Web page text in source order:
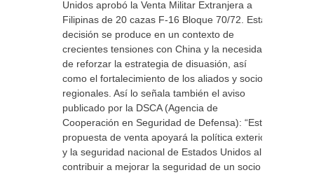
Unidos aprobó la Venta Militar Extranjera a
Filipinas de 20 cazas F-16 Bloque 70/72. Esta
decisión se produce en un contexto de
crecientes tensiones con China y la necesidad
de reforzar la estrategia de disuasión, así
como el fortalecimiento de los aliados y socios
regionales. Así lo señala también el aviso
publicado por la DSCA (Agencia de
Cooperación en Seguridad de Defensa): “Esta
propuesta de venta apoyará la política exterior
y la seguridad nacional de Estados Unidos al
contribuir a mejorar la seguridad de un socio